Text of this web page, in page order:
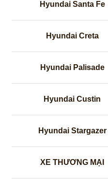
Hyundai Santa Fe
Hyundai Creta
Hyundai Palisade
Hyundai Custin
Hyundai Stargazer
XE THƯƠNG MẠI